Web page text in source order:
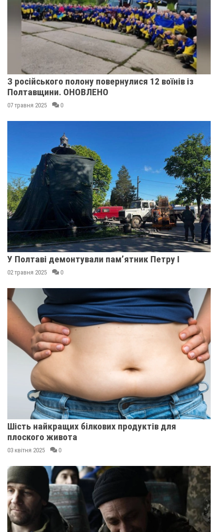
З російського полону повернулися 12 воїнів із
Полтавщини. ОНОВЛЕНО
07 травня 2025 0
У Полтаві демонтували пам’ятник Петру I
02 травня 2025 0
Шість найкращих білкових продуктів для
плоского живота
03 квітня 2025 0